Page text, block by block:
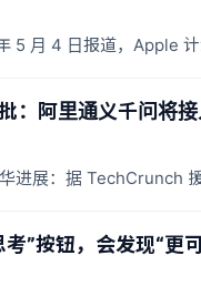
5 月 4 日报道，Apple
阿里通义千问将
进展：据 TechCrunch
”按钮，会发现“更